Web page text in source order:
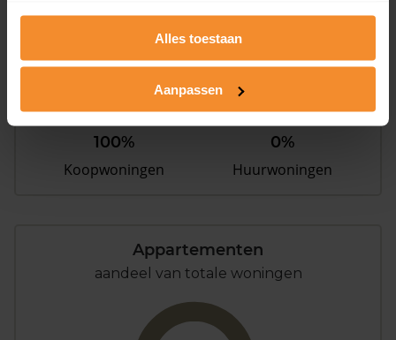
Alles toestaan
Aanpassen
100%
Koopwoningen
0%
Huurwoningen
Appartementen
aandeel van totale woningen